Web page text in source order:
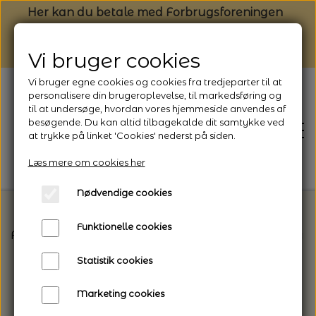
Her kan du betale med Forbrugsforeningen
NYHEDSBREV
Forside
Vi bruger cookies
Vi bruger egne cookies og cookies fra tredjeparter til at
personalisere din brugeroplevelse, til markedsføring og
til at undersøge, hvordan vores hjemmeside anvendes af
besøgende. Du kan altid tilbagekalde dit samtykke ved
at trykke på linket 'Cookies' nederst på siden.
Læs mere om cookies her
Nødvendige cookies
Funktionelle cookies
Statistik cookies
Marketing cookies